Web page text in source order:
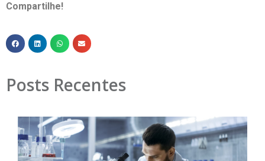
Compartilhe!
Posts Recentes